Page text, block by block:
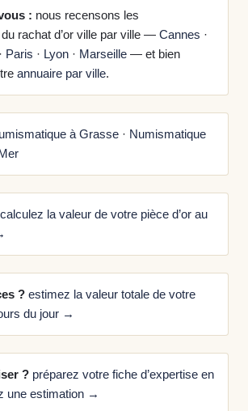
: nous recensons les
rachat d’or ville par ville — Cannes ·
· Paris · Lyon · Marseille — et bien
annuaire par ville.
à Grasse · Numismatique
calculez la valeur de votre pièce d’or au
? estimez la valeur totale de votre
du jour →
? préparez votre fiche d’expertise en
une estimation →